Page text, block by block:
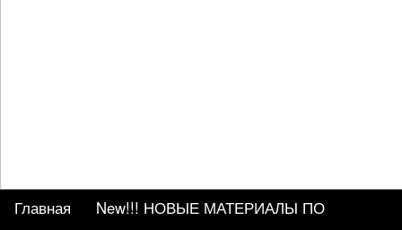
Главная
New!!! НОВЫЕ МАТЕРИАЛЫ ПО